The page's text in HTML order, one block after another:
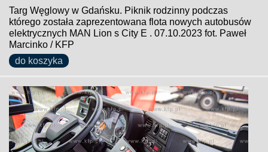
Targ Węglowy w Gdańsku. Piknik rodzinny podczas
którego została zaprezentowana flota nowych autobusów
elektrycznych MAN Lion s City E . 07.10.2023 fot. Paweł
Marcinko / KFP
do koszyka